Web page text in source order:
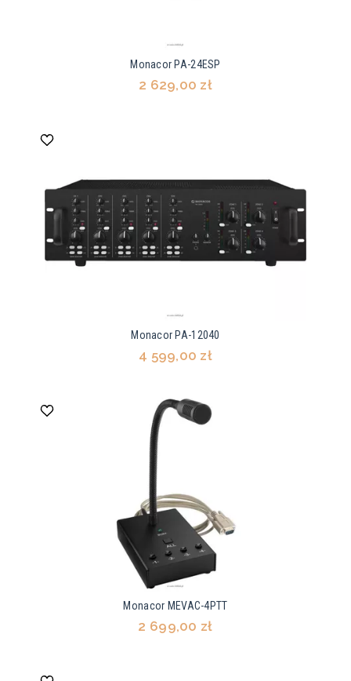
Monacor PA-24ESP
2 629,00 zł
Monacor PA-12040
4 599,00 zł
Monacor MEVAC-4PTT
2 699,00 zł